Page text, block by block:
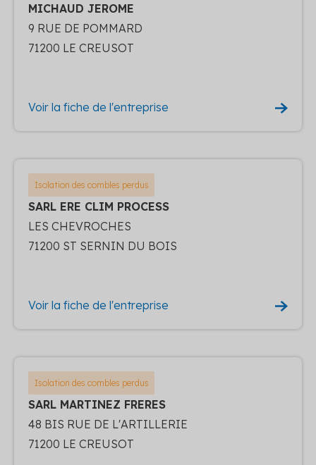
MICHAUD JEROME
9 RUE DE POMMARD
71200 LE CREUSOT
Voir la fiche de l'entreprise
Isolation des combles perdus
SARL ERE CLIM PROCESS
LES CHEVROCHES
71200 ST SERNIN DU BOIS
Voir la fiche de l'entreprise
Isolation des combles perdus
SARL MARTINEZ FRERES
48 BIS RUE DE L'ARTILLERIE
71200 LE CREUSOT